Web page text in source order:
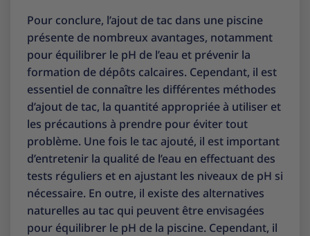
Pour conclure, l’ajout de tac dans une piscine
présente de nombreux avantages, notamment
pour équilibrer le pH de l’eau et prévenir la
formation de dépôts calcaires. Cependant, il est
essentiel de connaître les différentes méthodes
d’ajout de tac, la quantité appropriée à utiliser et
les précautions à prendre pour éviter tout
problème. Une fois le tac ajouté, il est important
d’entretenir la qualité de l’eau en effectuant des
tests réguliers et en ajustant les niveaux de pH si
nécessaire. En outre, il existe des alternatives
naturelles au tac qui peuvent être envisagées
pour équilibrer le pH de la piscine. Cependant, il